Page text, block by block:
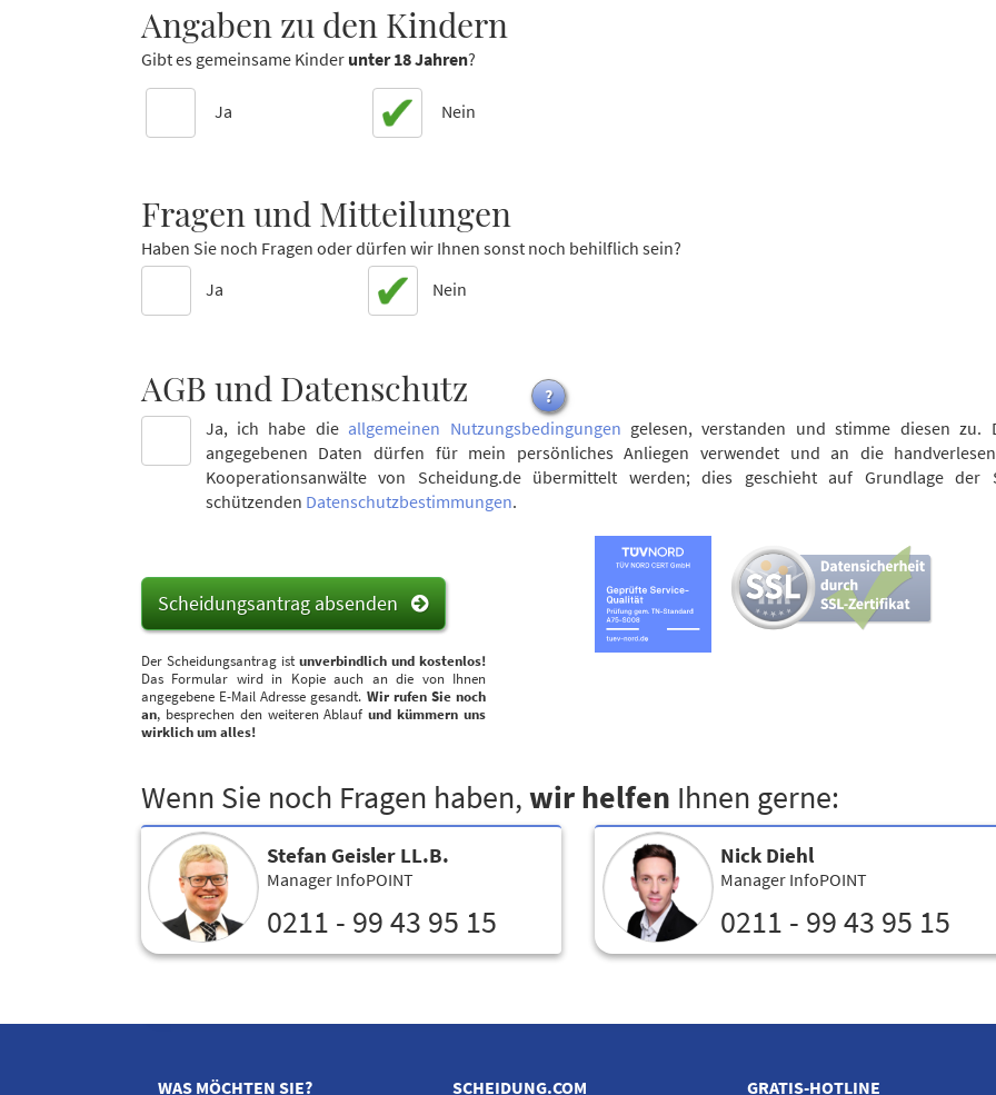
Angaben zu den Kindern
Gibt es gemeinsame Kinder unter 18 Jahren?
Ja Nein
Fragen und Mitteilungen
Haben Sie noch Fragen oder dürfen wir Ihnen sonst noch behilflich sein?
Ja
Nein
AGB und Datenschutz
?
Ja, ich habe die allgemeinen Nutzungsbedingungen gelesen, verstanden und stimme diesen zu.
angegebenen Daten dürfen für mein persönliches Anliegen verwendet und an die
Kooperationsanwälte von Scheidung.de übermittelt werden; dies geschieht auf Grundlage der
schützenden Datenschutzbestimmungen.
Scheidungsantrag absenden
Der Scheidungsantrag ist unverbindlich und kostenlos!
Das Formular wird in Kopie auch an die von Ihnen
angegebene E-Mail Adresse gesandt. Wir rufen Sie noch
an, besprechen den weiteren Ablaufund kümmern uns
wirklich um alles!
Wenn Sie noch Fragen haben,wir helfen Ihnen gerne:
Stefan Geisler LL.B.
Manager InfoPOINT
0211 - 99 43 95 15
Nick Diehl
Manager InfoPOINT
0211 - 99 43 95 15
WAS MÖCHTEN SIE? SCHEIDUNG.COM GRATIS-HOTLINE